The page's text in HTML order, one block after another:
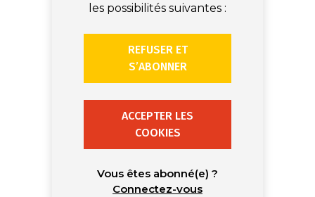
les possibilités suivantes :
REFUSER ET
S’ABONNER
ACCEPTER LES
COOKIES
Vous êtes abonné(e) ?
Connectez-vous